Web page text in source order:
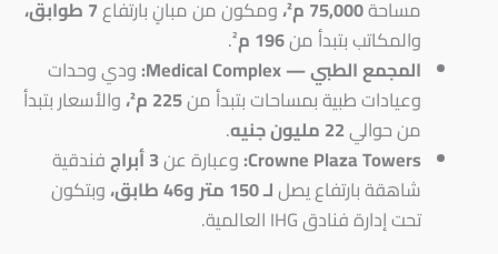
مساحة75,000 م²، ومكون من مبانٍ بارتفاع
والمكاتب بتبدأ من196 م
².
المجمع الطبي — Medical Complex:
ودي وحدات
وعيادات طبية بمساحات بتبدأ من225 م²،
والأسعار بتبدأ
من حوالي22 مليون جنيه
.
Crowne Plaza Towers: وعبارة عن3 أبراج
فندقية
شاهقة بارتفاع يصللـ 150 متر و46 طابق،
وبتكون
تحت إدارة فنادق IHG العالمية.